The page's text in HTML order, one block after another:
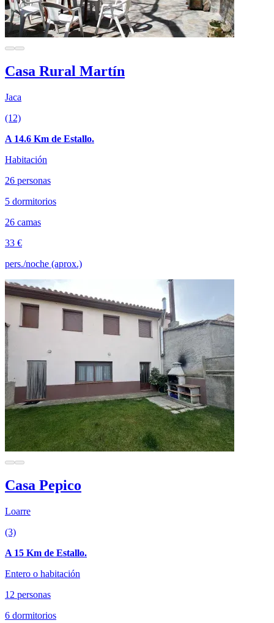
Casa Rural Martín
Jaca
(12)
A 14.6 Km de Estallo.
Habitación
26 personas
5 dormitorios
26 camas
33 €
pers./noche (aprox.)
Casa Pepico
Loarre
(3)
A 15 Km de Estallo.
Entero o habitación
12 personas
6 dormitorios